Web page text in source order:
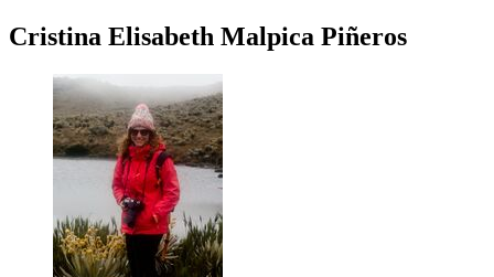
Cristina Elisabeth Malpica Piñeros